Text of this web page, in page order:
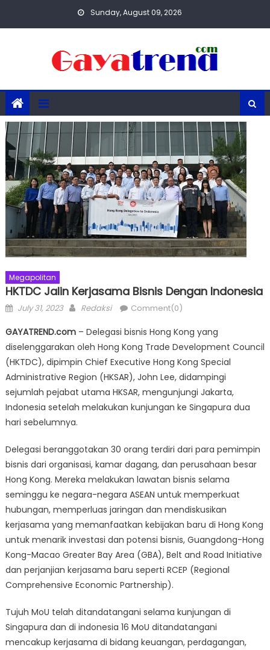
Sunday, August 09, 2026
Megapolitan
HKTDC Jalin Kerjasama Bisnis Dengan Indonesia
Posted
July 31, 2023 Author
Redaksi Comment(0)
GAYATREND.com– Delegasi bisnis Hong Kong yang
diselenggarakan oleh Hong Kong Trade Development Council
(HKTDC), dipimpin Chief Executive Hong Kong Special
Administrative Region (HKSAR), John Lee, didampingi
sejumlah pejabat utama HKSAR, mengunjungi Jakarta,
Indonesia setelah melakukan kunjungan ke Singapura dua
hari sebelumnya.
Delegasi beranggotakan 30 orang terdiri dari para pemimpin
bisnis dari organisasi, kamar dagang, dan perusahaan besar
Hong Kong. Mereka melakukan lawatan bisnis selama
seminggu ke negara-negara ASEAN untuk memperkuat
hubungan, memperluas jaringan dan mendiskusikan
kerjasama yang memanfaatkan kebijakan baru di Hong Kong
untuk menarik investasi dan potensi bisnis, Guangdong-Hong
Kong-Macao Greater Bay Area (GBA), Belt and Road Initiative
dan perjanjian kerjasama baru seperti RCEP (Regional
Comprehensive Economic Partnership).
Tujuh MoU telah ditandatangani selama kunjungan di
Singapura dan di indonesia 16 MoU ditandatangani
mencakup kerjasama di bidang keuangan, perdagangan,